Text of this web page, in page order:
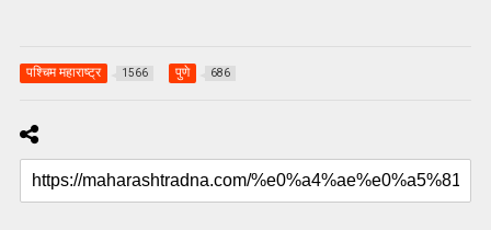
पश्चिम महाराष्ट्र 1566 पुणे 686